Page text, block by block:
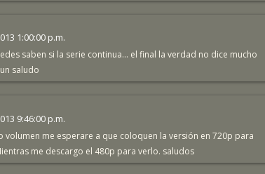
1:00:00 p.m.
saben si la serie continua... el final la verdad no dice mucho
saludo
9:46:00 p.m.
volumen me esperare a que coloquen la versión en 720p para
me descargo el 480p para verlo. saludos